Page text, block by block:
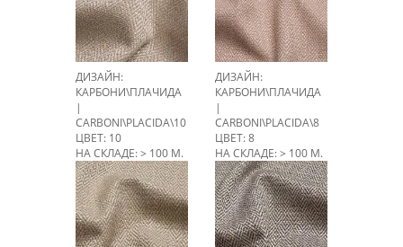
ДИЗАЙН:
КАРБОНИ\ПЛАЧИДА
|
CARBONI\PLACIDA\10
ЦВЕТ: 10
НА СКЛАДЕ: > 100 М.
ДИЗАЙН:
КАРБОНИ\ПЛАЧИДА
|
CARBONI\PLACIDA\8
ЦВЕТ: 8
НА СКЛАДЕ: > 100 М.